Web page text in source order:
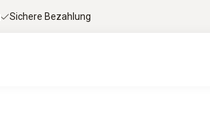
Sichere Bezahlung